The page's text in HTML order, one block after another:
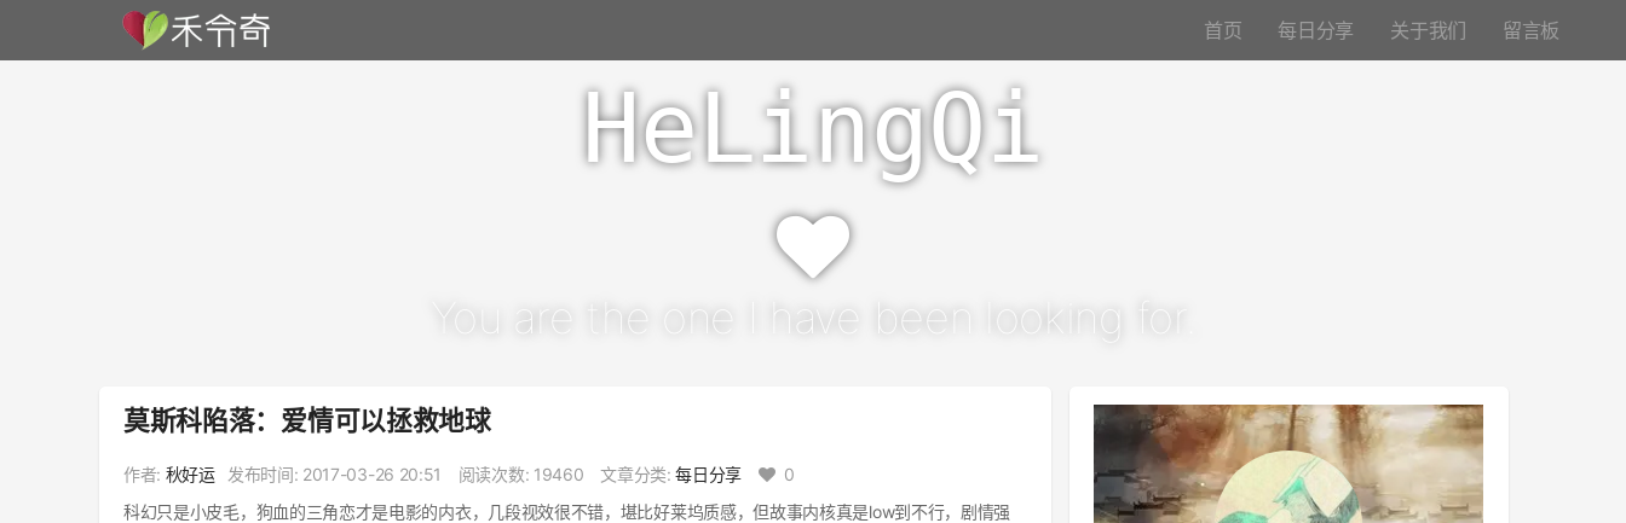
首页 每日分享 关于我们 留言板
HeLingQi
You are the one I have been looking for.
莫斯科陷落：爱情可以拯救地球
作者: 秋好运 发布时间: 2017-03-26 20:51 阅读次数: 19460 文章分类:每日分享
0
科幻只是小皮毛，狗血的三角恋才是电影的内衣，几段视效很不错，堪比好莱坞质感，但故事内核真是low到不行，剧情强